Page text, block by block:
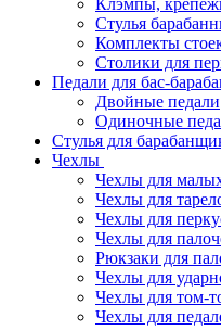
Клэмпы,
Стулья
Комплекты
Столики для
Педали для бас-
Двойные педали
Одиночные
Стулья для
Чехлы
Чехлы для
Чехлы для
Чехлы для
Чехлы для
Рюкзаки для
Чехлы для
Чехлы для том-
Чехлы для